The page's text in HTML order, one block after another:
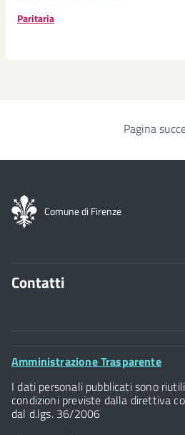
Paritaria
Pagina
Comune di Firenze
Contatti
Comune di Firenze
Palazzo Vecchio
Piazza della Signoria - 50122,
P.IVA 01307110484
Footer
Amministrazione Trasparente
I dati personali pubblicati sono
condizioni previste dalla direttiva
dal d.lgs. 36/2006